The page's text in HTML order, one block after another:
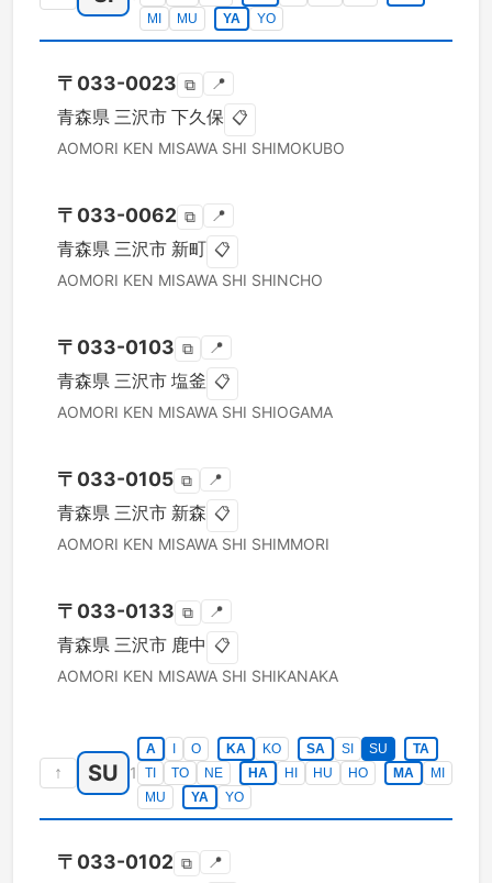
MI
MU YA YO
〒 033-0023 ⧉ 📍
青森県 三沢市 下久保 📋
AOMORI KEN MISAWA SHI SHIMOKUBO
〒 033-0062 ⧉ 📍
青森県 三沢市 新町 📋
AOMORI KEN MISAWA SHI SHINCHO
〒 033-0103 ⧉ 📍
青森県 三沢市 塩釜 📋
AOMORI KEN MISAWA SHI SHIOGAMA
〒 033-0105 ⧉ 📍
青森県 三沢市 新森 📋
AOMORI KEN MISAWA SHI SHIMMORI
〒 033-0133 ⧉ 📍
青森県 三沢市 鹿中 📋
AOMORI KEN MISAWA SHI SHIKANAKA
↑ SU 1
A O KA KO SA SI SU
TA
TI
TO NE HA HI HU HO MA
MI
MU
YA YO
〒 033-0102 ⧉ 📍